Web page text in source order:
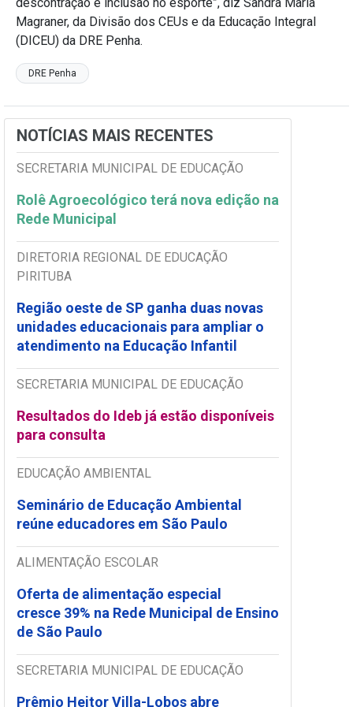
Magraner, da Divisão dos CEUs e da Educação Integral
(DICEU) da DRE Penha.
DRE Penha
NOTÍCIAS MAIS RECENTES
SECRETARIA MUNICIPAL DE EDUCAÇÃO
Rolê Agroecológico terá nova edição na
Rede Municipal
DIRETORIA REGIONAL DE EDUCAÇÃO
PIRITUBA
Região oeste de SP ganha duas novas
unidades educacionais para ampliar o
atendimento na Educação Infantil
SECRETARIA MUNICIPAL DE EDUCAÇÃO
Resultados do Ideb já estão disponíveis
para consulta
EDUCAÇÃO AMBIENTAL
Seminário de Educação Ambiental
reúne educadores em São Paulo
ALIMENTAÇÃO ESCOLAR
Oferta de alimentação especial
cresce 39% na Rede Municipal de Ensino
de São Paulo
SECRETARIA MUNICIPAL DE EDUCAÇÃO
Prêmio Heitor Villa-Lobos abre